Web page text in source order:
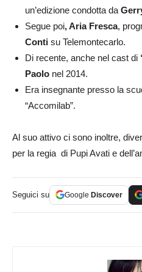
un’edizione condotta da
Segue poi, Aria Fresca,
Conti su Telemontecarlo.
Di recente, anche nel cast di
Paolo nel 2014.
Era insegnante presso la
“Accomilab”.
Al suo attivo ci sono inoltre,
per la regia di Pupi Avati e
Seguici su Google Discover